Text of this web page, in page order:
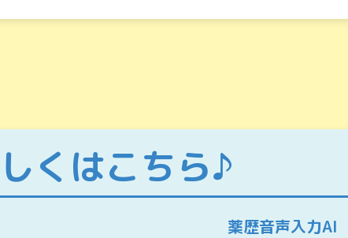
くはこちら♪
薬歴音声入力AI